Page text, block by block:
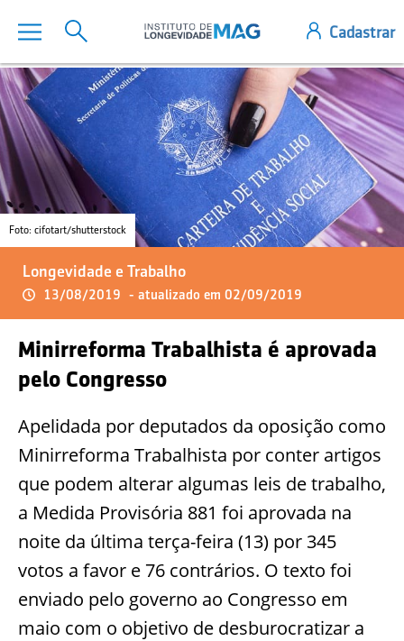
Foto: cifotart/shutterstock
Longevidade e Trabalho
13/08/2019 - atualizado em 02/09/2019
Minirreforma Trabalhista é aprovada
pelo Congresso
Apelidada por deputados da oposição como
Minirreforma Trabalhista por conter artigos
que podem alterar algumas leis de trabalho,
a Medida Provisória 881 foi aprovada na
noite da última terça-feira (13) por 345
votos a favor e 76 contrários. O texto foi
enviado pelo governo ao Congresso em
maio com o objetivo de desburocratizar a